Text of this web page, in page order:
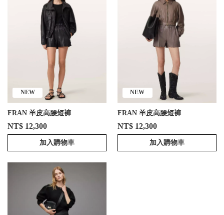
NEW
FRAN 羊皮高腰短褲
NT$ 12,300
加入購物車
NEW
FRAN 羊皮高腰短褲
NT$ 12,300
加入購物車